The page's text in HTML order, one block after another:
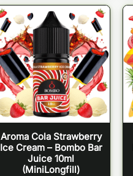
Aroma Cola Strawberry
Ice Cream – Bombo Bar
Juice 10ml
(MiniLongfill)